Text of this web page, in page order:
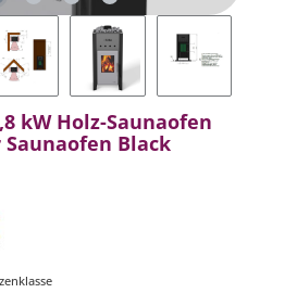
kW Holz-Saunaofen
Black